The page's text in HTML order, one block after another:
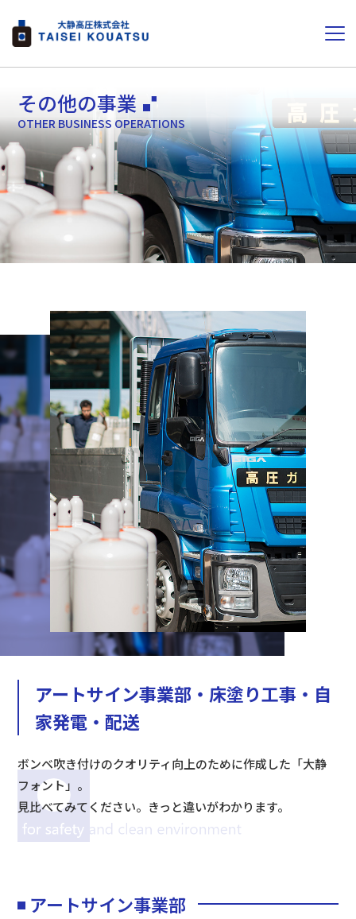
その他の事業
OTHER BUSINESS OPERATIONS
アートサイン事業部・床塗り工事・自
家発電・配送
ボンベ吹き付けのクオリティ向上のために作成した「大静
フォント」。
見比べてみてください。きっと違いがわかります。
アートサイン事業部